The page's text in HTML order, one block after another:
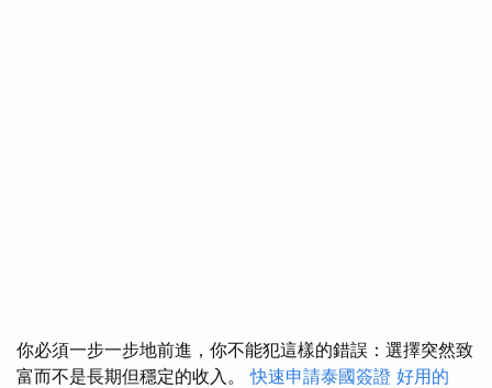
你必須一步一步地前進，你不能犯這樣的錯誤：選擇突然致
富而不是長期但穩定的收入。快速申請泰國簽證 好用的